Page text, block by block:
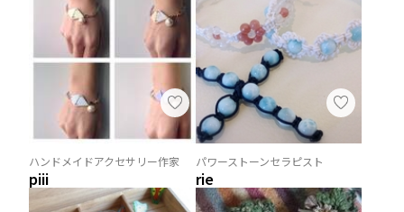
ハンドメイドアクセサリー作家
piii
パワーストーンセラピスト
rie